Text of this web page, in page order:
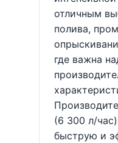
отличным
полива,
где важна
(6 300 л/
быструю и